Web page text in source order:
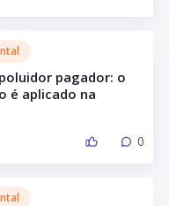
pagador: o
é aplicado na
0